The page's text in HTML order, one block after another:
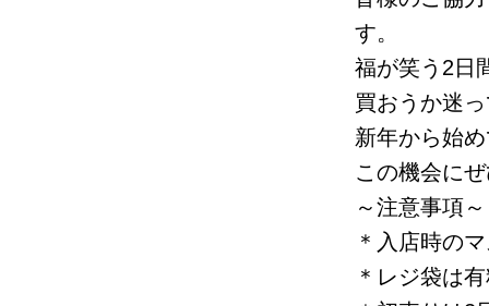
す。
福が笑う2日
買おうか迷
新年から始
この機会に
～注意事項～
＊入店時の
＊レジ袋は